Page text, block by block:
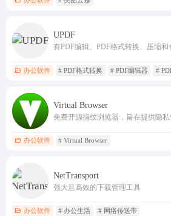
UPDF
办公软件 # PDF格式转换 # PDF编辑器 #
Virtual Browser
免费开源指纹浏览器，旨在提供隐私
办公软件 # Virtual Browser
NetTransport
强大且高效的下载管理工具
办公软件 # 办公生活 # 网络传送带